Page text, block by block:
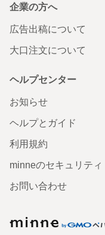
企業の方へ
広告出稿について
大口注文について
ヘルプセンター
お知らせ
ヘルプとガイド
利用規約
minneのセキュリティ
お問い合わせ